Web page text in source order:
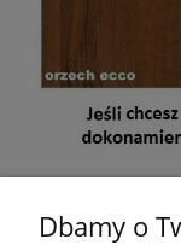
znajdują się
sprzedaży
Dbamy o